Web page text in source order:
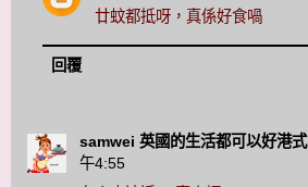
廿蚊都抵呀，真係好食喎
回覆
samwei 英國的生活都可以好港式
午4:55